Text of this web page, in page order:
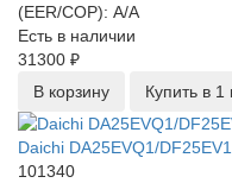
(EER/COP): A/A
Есть в наличии
31300 ₽
В корзину
Купить в 1
Daichi DA25EVQ1/DF25EV1
101340